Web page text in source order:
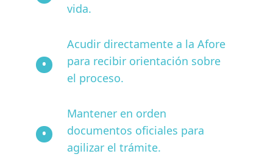
vida.
Acudir directamente a la Afore
para recibir orientación sobre
el proceso.
Mantener en orden
documentos oficiales para
agilizar el trámite.